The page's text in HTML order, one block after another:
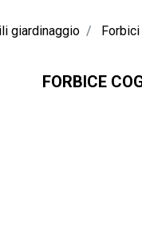
giardinaggio
FORBICE